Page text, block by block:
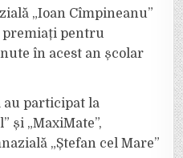
„Ioan Cîmpineanu”
premiați pentru
în acest an școlar
au participat la
și „MaxiMate”,
„Ștefan cel Mare”